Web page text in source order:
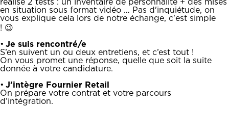
réalise 2 tests : un inventaire de personnalité + des mises
en situation sous format vidéo … Pas d'inquiétude, on
vous explique cela lors de notre échange, c'est simple
! 😉
• Je suis rencontré/e
S’en suivent un ou deux entretiens, et c’est tout !
On vous promet une réponse, quelle que soit la suite
donnée à votre candidature.
• J’intègre Fournier Retail
On prépare votre contrat et votre parcours
d’intégration.